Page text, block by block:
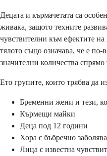
Децата и кърмачетата са
живака, защото техните
чувствителни към ефектите
тялото също означава, че е по-
значителни количества спрямо
Ето групите, които трябва да
Бременни жени и тези,
Кърмещи майки
Деца под 12 години
Хора с бъбречно
Лица с известна